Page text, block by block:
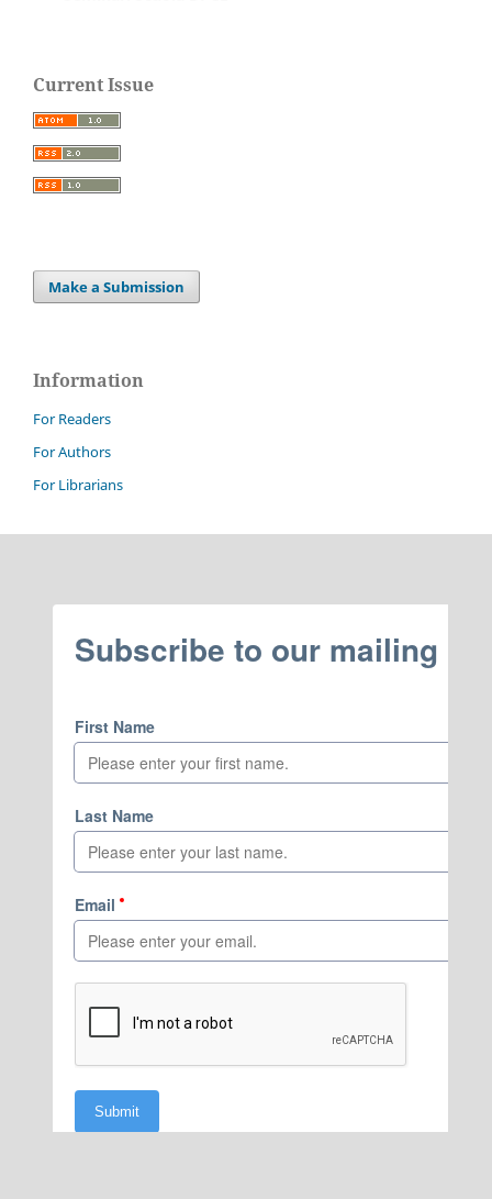
Current Issue
Make a Submission
Information
For Readers
For Authors
For Librarians